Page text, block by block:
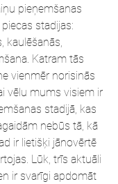
pieņemšanas
stadijas:
kaulēšanās,
Katram tās
vienmēr norisinās
vēlu mums visiem ir
stadijā, kas
nebūs tā, kā
ir lietišķi jānovērtē
Lūk, trīs aktuāli
ir svarīgi apdomāt